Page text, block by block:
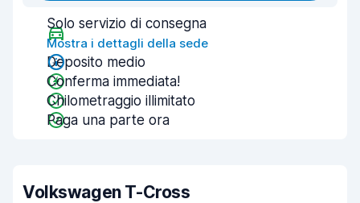
Solo servizio di consegna
Mostra i dettagli della sede
Deposito medio
Conferma immediata!
Chilometraggio illimitato
Paga una parte ora
Volkswagen T-Cross